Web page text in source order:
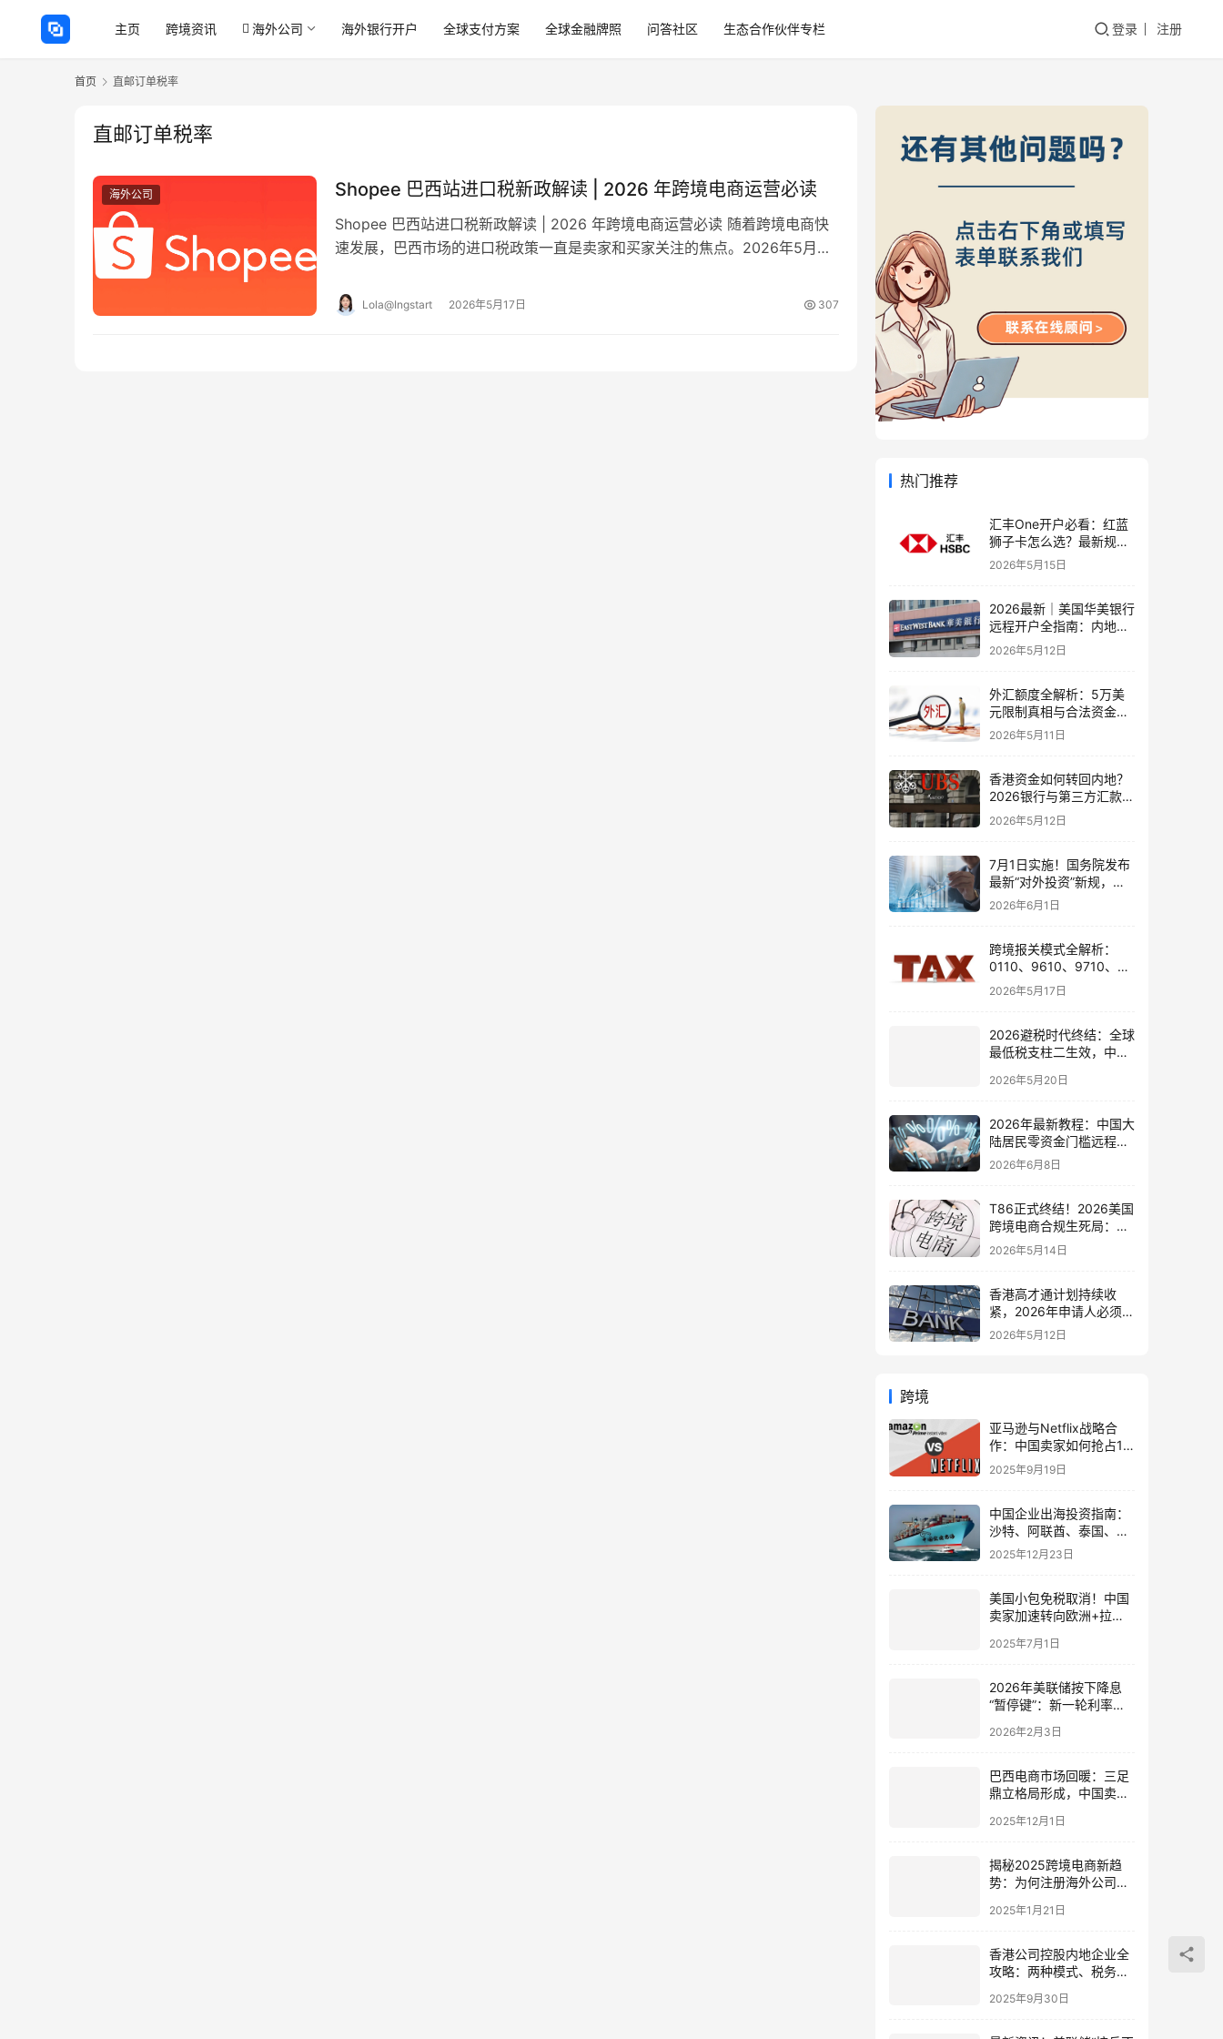
主页 跨境资讯 海外公司 海外银行开户 全球支付方案 全球金融牌照 问答社区 生态合作伙伴专栏 登录 注册
首页 直邮订单税率
直邮订单税率
海外公司 Shopee 巴西站进口税新政解读 | 2026 年跨境电商运营必读
Shopee 巴西站进口税新政解读 | 2026 年跨境电商运营必读 随着跨境电商快
速发展，巴西市场的进口税政策一直是卖家和买家关注的焦点。2026年5月，
Lola@Ingstart 2026年5月17日 307
热门推荐
汇丰One开户必看：红蓝
狮子卡怎么选？最新规则
+补办攻略+5个避坑指南
2026年5月15日
2026最新｜美国华美银行
远程开户全指南：内地居
民足不出户办理美股与跨
境账户实操解析
2026年5月12日
外汇额度全解析：5万美
元限制真相与合法资金出
境通道
2026年5月11日
香港资金如何转回内地？
2026银行与第三方汇款全
攻略
2026年5月12日
7月1日实施！国务院发布
最新“对外投资”新规，炒
股、出海、海外资产配置
2026年6月1日
跨境报关模式全解析：
0110、9610、9710、
9810、1039、1210 的区
别与最佳应用场景
2026年5月17日
2026避税时代终结：全球
最低税支柱二生效，中国
策略
2026年5月20日
2026年最新教程：中国大
陆居民零资金门槛远程开
通嘉信证券国际账户的全
2026年6月8日
T86正式终结！2026美国
跨境电商合规生死局：海
外仓、美国公司与税务架
构全面重构
2026年5月14日
香港高才通计划持续收
紧，2026年申请人必须注
意的7个关键变化！附最
2026年5月12日
跨境
亚马逊与Netflix战略合
作：中国卖家如何抢占11
国流媒体广告新机遇？
2025年9月19日
中国企业出海投资指南：
沙特、阿联酋、泰国、越
南外资政策对比与战略布
2025年12月23日
美国小包免税取消！中国
卖家加速转向欧洲+拉
2025年7月1日
2026年美联储按下降息
“暂停键”：新一轮利率周
2026年2月3日
巴西电商市场回暖：三足
鼎立格局形成，中国卖家
2025年12月1日
揭秘2025跨境电商新趋
势：为何注册海外公司成
2025年1月21日
香港公司控股内地企业全
攻略：两种模式、税务优
最新版）
2025年9月30日